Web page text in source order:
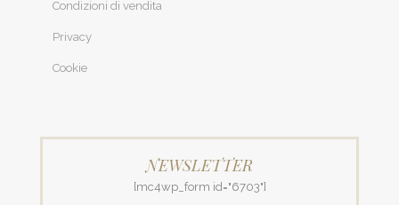
Condizioni di vendita
Privacy
Cookie
NEWSLETTER
[mc4wp_form id="6703"]